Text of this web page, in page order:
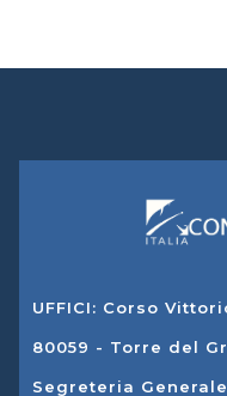
UFFICI: Corso
80059 - Torre del
Segreteria Generale